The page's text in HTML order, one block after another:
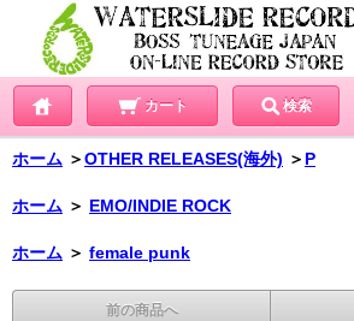
カート 検索
ホーム ＞OTHER RELEASES(海外) ＞ P
ホーム ＞ EMO/INDIE ROCK
ホーム ＞ female punk
前の商品へ